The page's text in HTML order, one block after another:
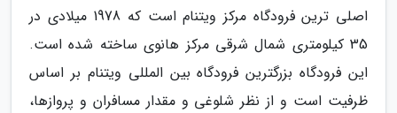
اصلی ترین فرودگاه مرکز ویتنام است که 1978 میلادی در
35 کیلومتری شمال شرقی مرکز هانوی ساخته شده است.
این فرودگاه بزرگترین فرودگاه بین المللی ویتنام بر اساس
ظرفیت است و از نظر شلوغی و مقدار مسافران و پروازها،